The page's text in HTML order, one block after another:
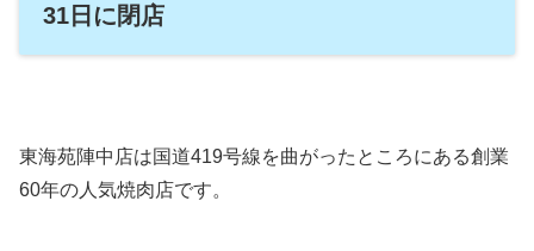
31日に閉店
東海苑陣中店は国道419号線を曲がったところにある創業
60年の人気焼肉店です。